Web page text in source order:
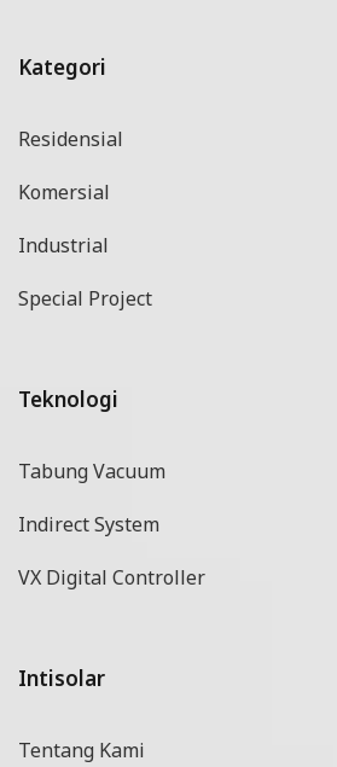
Kategori
Residensial
Komersial
Industrial
Special Project
Teknologi
Tabung Vacuum
Indirect System
VX Digital Controller
Intisolar
Tentang Kami